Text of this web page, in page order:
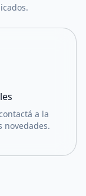
a la
novedades.